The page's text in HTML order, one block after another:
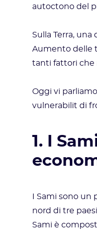
autoctono del
Sulla Terra,
Aumento delle
tanti fattori che
Oggi vi
vulnerabilit di
1. I
I Sami sono
nord di tre
Sami è